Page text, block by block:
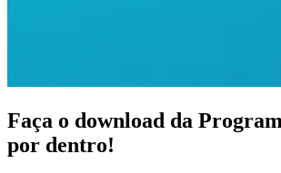
Faça o download da
por dentro!